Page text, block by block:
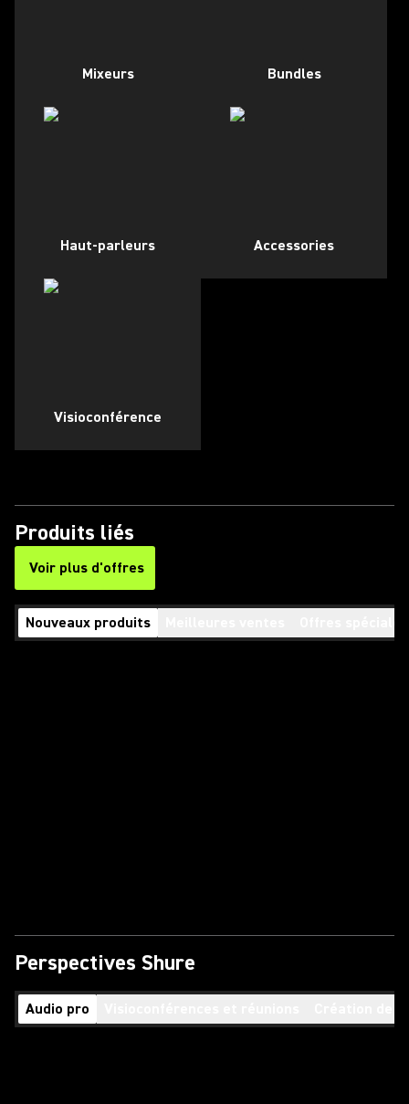
Mixeurs Bundles
Haut-parleurs Accessories
Visioconférence
Produits liés
Voir plus d'offres
(Opens in a new tab)
Nouveaux produits
Perspectives Shure
Audio pro